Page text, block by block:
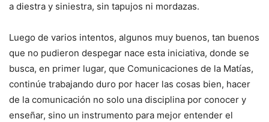
a diestra y siniestra, sin tapujos ni mordazas.
Luego de varios intentos, algunos muy buenos, tan buenos
que no pudieron despegar nace esta iniciativa, donde se
busca, en primer lugar, que Comunicaciones de la Matías,
continúe trabajando duro por hacer las cosas bien, hacer
de la comunicación no solo una disciplina por conocer y
enseñar, sino un instrumento para mejor entender el